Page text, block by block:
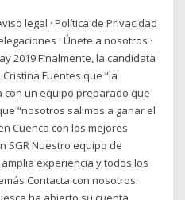
legal · Política de Privacidad
· Únete a nosotros ·
2019 Finalmente, la candidata
Fuentes que “la
con un equipo preparado que
“nosotros salimos a ganar el
Cuenca con los mejores
SGR Nuestro equipo de
experiencia y todos los
Contacta con nosotros.